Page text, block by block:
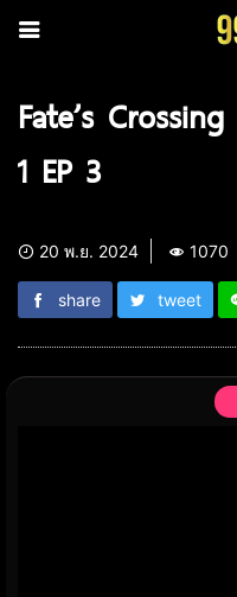
Fate’s
1 EP 3
20 พ.ย. 2024 1070
share tweet